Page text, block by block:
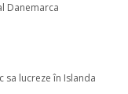
Danemarca
lucreze în Islanda